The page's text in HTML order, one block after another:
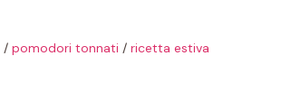
/ pomodori tonnati / ricetta estiva